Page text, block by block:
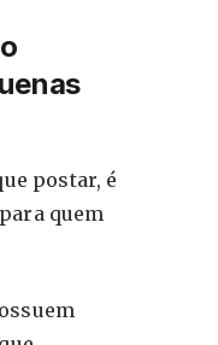
postar, é
quem